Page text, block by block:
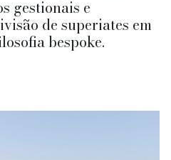
gestionais e
de superiates em
bespoke.